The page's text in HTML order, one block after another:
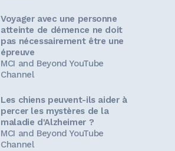
Voyager avec une personne
atteinte de démence ne doit
pas nécessairement être une
épreuve
MCI and Beyond YouTube
Channel
Les chiens peuvent-ils aider à
percer les mystères de la
maladie d'Alzheimer ?
MCI and Beyond YouTube
Channel